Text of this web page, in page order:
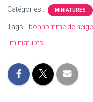
Catégories : MINIATURES
Tags: bonhomme de neige
miniatures